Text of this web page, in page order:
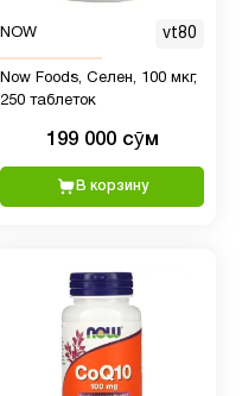
NOW vt80
Now Foods, Селен, 100 мкг,
250 таблеток
199 000 сӯм
В корзину